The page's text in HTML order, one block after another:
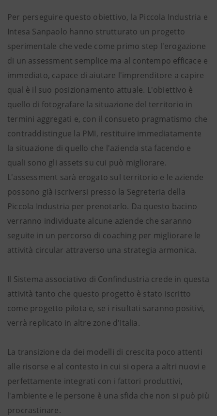
Per perseguire questo obiettivo, la Piccola Industria e
Intesa Sanpaolo hanno strutturato un progetto
sperimentale che vede come primo step l'erogazione
di un assessment semplice ma al contempo efficace e
immediato, capace di aiutare l'imprenditore a capire
qual è il suo posizionamento attuale. L'obiettivo è
quello di fotografare la situazione del territorio in
termini aggregati e, con il consueto pragmatismo che
contraddistingue la PMI, restituire immediatamente
la situazione di quello che l'azienda sta facendo e
quali sono gli assets su cui può migliorare.
L'assessment sarà erogato sul territorio e le aziende
possono già iscriversi presso la Segreteria della
Piccola Industria per prenotarlo. Da questo bacino
verranno individuate alcune aziende che saranno
seguite in un percorso di coaching per migliorare le
attività circular attraverso una strategia armonica.
Il Sistema associativo di Confindustria crede in questa
attività tanto che questo progetto è stato iscritto
come progetto pilota e, se i risultati saranno positivi,
verrà replicato in altre zone d'Italia.
La transizione da dei modelli di crescita poco attenti
alle risorse e al contesto in cui si opera a altri nuovi e
perfettamente integrati con i fattori produttivi,
l'ambiente e le persone è una sfida che non si può più
procrastinare.